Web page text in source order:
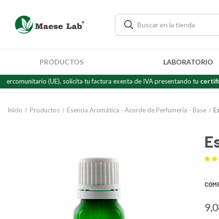
PRODUCTOS LABORATORIO
(UE), solicita tu factura exenta de IVA presentando tucertificado de
Inicio Productos Esencia Aromática - Acorde de Perfumería - Base